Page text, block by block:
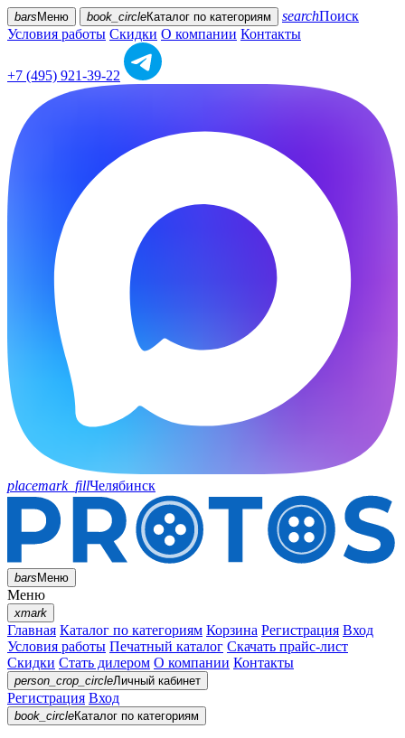
bars Меню book_circleКаталог по категориям searchПоиск
Условия работы Скидки О компании Контакты
+7 (495) 921-39-22
placemark_fillЧелябинск
barsМеню
Меню
xmark
Главная Каталог по категориям Корзина Регистрация Вход
Условия работы Печатный каталог Скачать прайс-лист
Скидки Стать дилером О компании Контакты
person_crop_circleЛичный кабинет
Регистрация Вход
book_circleКаталог по категориям